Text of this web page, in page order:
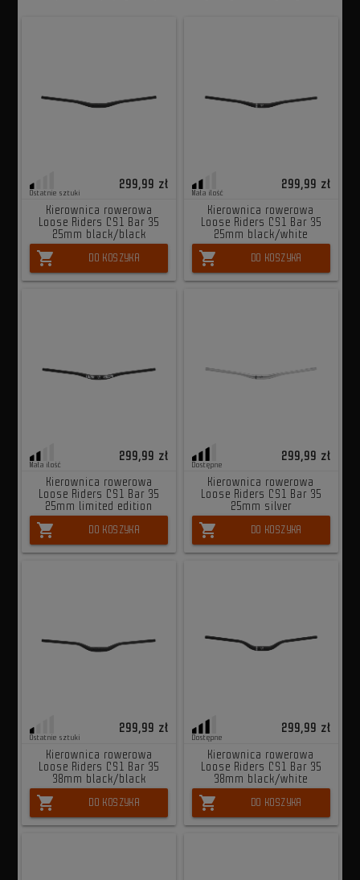
Ostatnie sztuki
299,99 zł
Kierownica rowerowa
Loose Riders CS1 Bar 35
25mm black/black
shopping_cart DO KOSZYKA
Mała ilość
299,99 zł
Kierownica rowerowa
Loose Riders CS1 Bar 35
25mm black/white
shopping_cart DO KOSZYKA
Mała ilość
299,99 zł
Kierownica rowerowa
Loose Riders CS1 Bar 35
25mm limited edition
shopping_cart DO KOSZYKA
Dostępne
299,99 zł
Kierownica rowerowa
Loose Riders CS1 Bar 35
25mm silver
shopping_cart DO KOSZYKA
Ostatnie sztuki
299,99 zł
Kierownica rowerowa
Loose Riders CS1 Bar 35
38mm black/black
shopping_cart DO KOSZYKA
Dostępne
299,99 zł
Kierownica rowerowa
Loose Riders CS1 Bar 35
38mm black/white
shopping_cart DO KOSZYKA